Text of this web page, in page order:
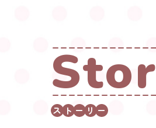
Stor
ス ト ー リ ー